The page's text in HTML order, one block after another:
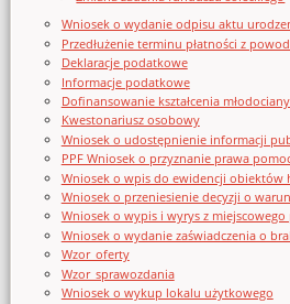
Wniosek o wydanie odpisu aktu
Przedłużenie terminu płatności z
Deklaracje podatkowe
Informacje podatkowe
Dofinansowanie kształcenia
Kwestonariusz osobowy
Wniosek o udostępnienie informacji
PPF Wniosek o przyznanie prawa
Wniosek o wpis do ewidencji obiektów
Wniosek o przeniesienie decyzji o
Wniosek o wypis i wyrys z miejscowego
Wniosek o wydanie zaświadczenia o
Wzor_oferty
Wzor_sprawozdania
Wniosek o wykup lokalu użytkowego